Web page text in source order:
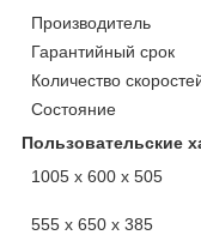
Производитель
Гарантийный срок
Количество
Состояние
Пользовательские
1005 x 600 x 505
555 x 650 x 385